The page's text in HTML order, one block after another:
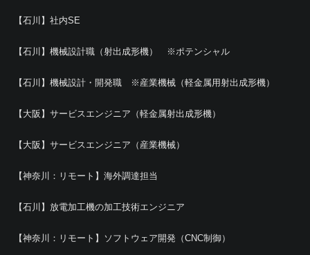
【石川】社内SE
【石川】機械設計職（射出成形機） ※ポテンシャル
【石川】機械設計・開発職 ※産業機械（軽金属用射出成形機）
【大阪】サービスエンジニア（軽金属射出成形機）
【大阪】サービスエンジニア（産業機械）
【神奈川：リモート】海外調達担当
【石川】放電加工機の加工技術エンジニア
【神奈川：リモート】ソフトウェア開発（CNC制御）